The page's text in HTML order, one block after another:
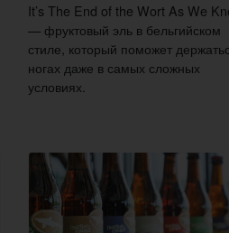
It’s The End of the Wort As We
— фруктовый эль в бельгийском
стиле, который поможет
ногах даже в самых сложных
условиях.